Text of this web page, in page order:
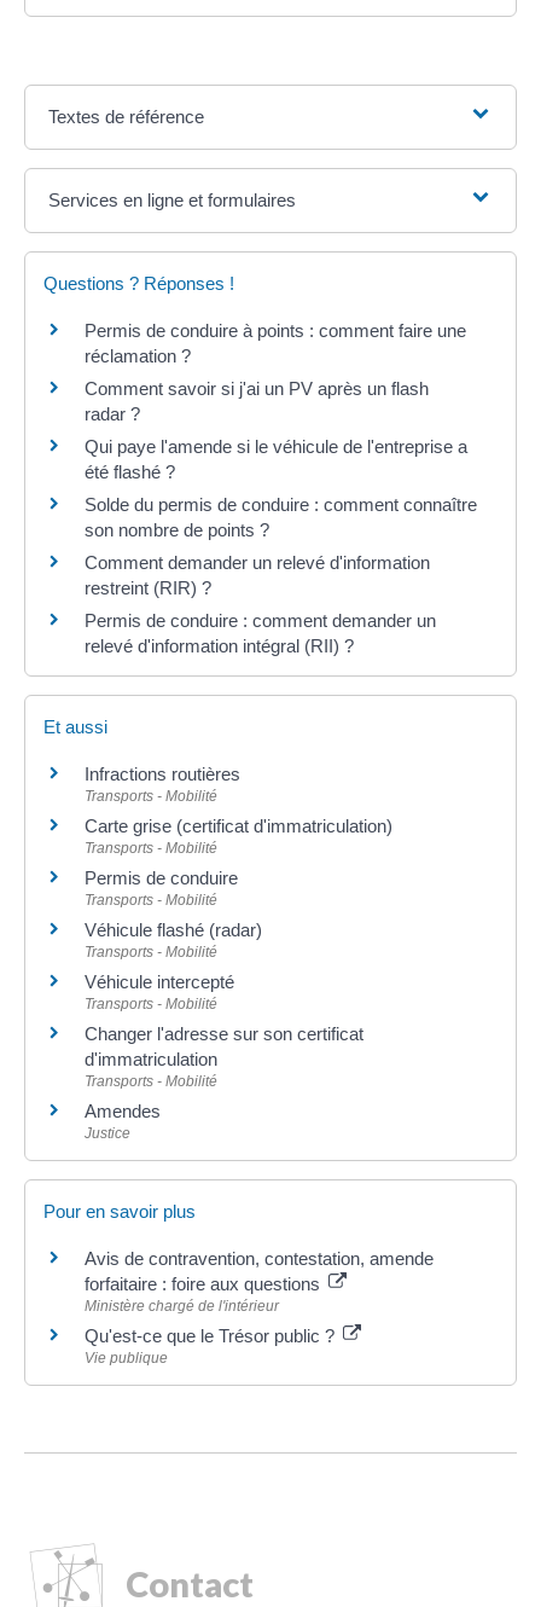
Textes de référence
Services en ligne et formulaires
Questions ? Réponses !
Permis de conduire à points : comment faire une
réclamation ?
Comment savoir si j'ai un PV après un flash
radar ?
Qui paye l'amende si le véhicule de l'entreprise a
été flashé ?
Solde du permis de conduire : comment connaître
son nombre de points ?
Comment demander un relevé d'information
restreint (RIR) ?
Permis de conduire : comment demander un
relevé d'information intégral (RII) ?
Et aussi
Infractions routières
Transports - Mobilité
Carte grise (certificat d'immatriculation)
Transports - Mobilité
Permis de conduire
Transports - Mobilité
Véhicule flashé (radar)
Transports - Mobilité
Véhicule intercepté
Transports - Mobilité
Changer l'adresse sur son certificat
d'immatriculation
Transports - Mobilité
Amendes
Justice
Pour en savoir plus
Avis de contravention, contestation, amende
forfaitaire : foire aux questions
Ministère chargé de l'intérieur
Qu'est-ce que le Trésor public ?
Vie publique
Contact